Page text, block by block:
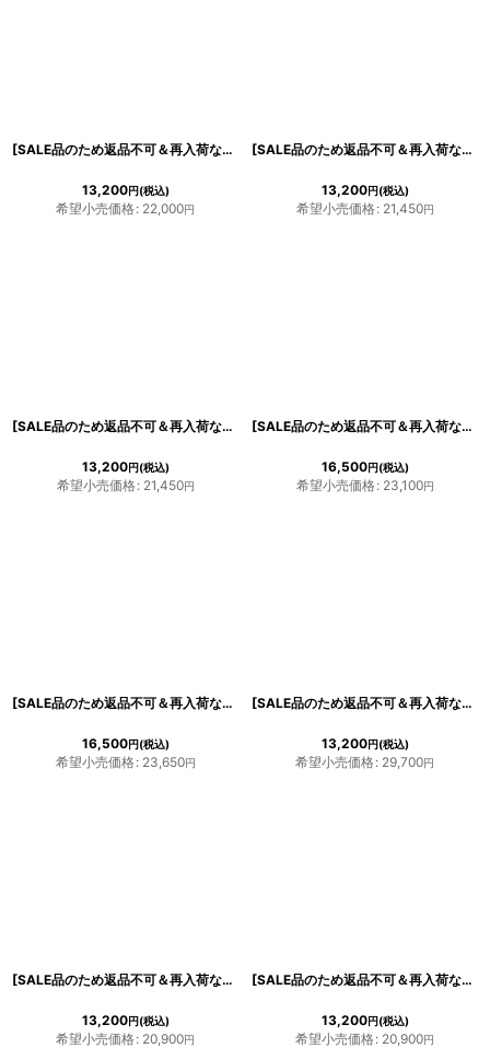
[SALE品のため返品不可＆再入荷なしの現品限り][韓国製][rinfarre] ブラック・ベージュ・オープンショルダー・オフショルダー・プリーツ・Aライン・ミディアムドレス・ワンピース[薗田杏奈着用][送料無料]
13,200円(税込)
希望小売価格: 22,000円
[SALE品のため返品不可＆再入荷なしの現品限り][韓国製][rinfarre]ブルー・オフショル・キュート・ミディアム・ドレス・ワンピース[奈月セナちゃん着用][送料無料]
13,200円(税込)
希望小売価格: 21,450円
[SALE品のため返品不可＆再入荷なしの現品限り][韓国製][rinfarre]小花柄・ホワイト×ピンク・ボートネック・ノースリーブ・タイト・ミディアムドレス・ワンピース[薗田杏奈着用][送料無料]
13,200円(税込)
希望小売価格: 21,450円
[SALE品のため返品不可＆再入荷なしの現品限り][韓国製][rinfarre]ベージュ・シフォン・セミロング・ドレープスリーブ・ウエストシェイプ・Aライン・半袖・ロングドレス・ワンピース[黒木麗奈着用][送料無料]
16,500円(税込)
希望小売価格: 23,100円
[SALE品のため返品不可＆再入荷なしの現品限り][韓国製][rinfarre]ベア・チュールレース・レイヤード・タック・ブラック・ピンク・ノースリーブ・ロングドレス・タイト・ワンピース[山崎みどり着用][送料無料]mypk
16,500円(税込)
希望小売価格: 23,650円
[SALE品のため返品不可＆再入荷なしの現品限り][ S-Mサイズ / 3カラー ][Andy/an][Andy]マーメイド レース・デコルテシアー・七分袖・フィッシュテール・ミディアムドレス《送料＆代引き手数料無料》
13,200円(税込)
希望小売価格: 29,700円
[SALE品のため返品不可＆再入荷なしの現品限り][韓国製][rinfarre]五分袖・七分袖・ゴールド・レッド・スパンコール・Vネック・パーティードレス・タイト・膝丈・ミニドレス・ワンピース[山崎みどり・奈月セナ着用]mygl
13,200円(税込)
希望小売価格: 20,900円
[SALE品のため返品不可＆再入荷なしの現品限り][韓国製][rinfarre]背中開き・シンプル・無地・Vネック・パフスリーブ・切り替え・五分袖・Aライン・フレア・ミディアムドレス・ワンピース[MIRIN着用]
13,200円(税込)
希望小売価格: 20,900円